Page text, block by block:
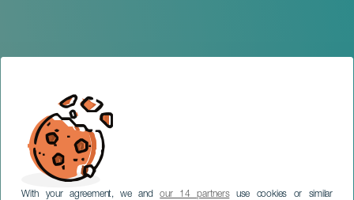
With your agreement, we andour 14 partnersuse cookies or similar